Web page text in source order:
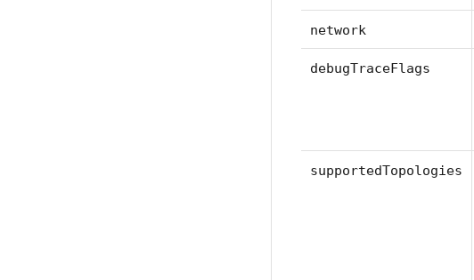
network
debugTraceFlags
supportedTopologies